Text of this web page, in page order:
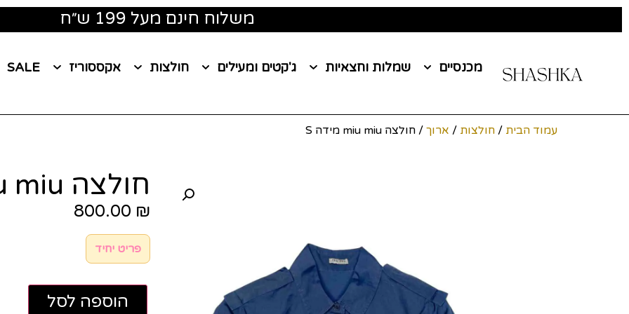
משלוח חינם מעל 199 ש״ח
מכנסיים שמלות וחצאיות ג'קטים ומעילים חולצות אקססוריז SALE
עמוד הבית / חולצות / ארוך / חולצה miu miu מידה S
חולצה miu miu מידה S
800.00 ₪
פריט יחיד
הוספה לסל